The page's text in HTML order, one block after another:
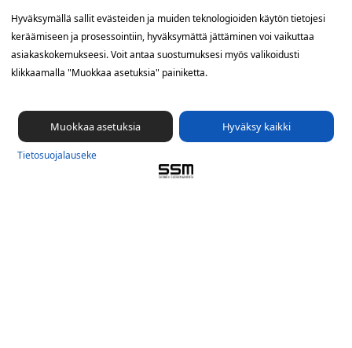
Yhteystiedot
SSM Suomen Suoramainonta
Sähkötie 8, 01510 Vantaa
Tietosuojalauseke
Ilmoituskanava
Hyväksymällä sallit evästeiden ja muiden teknologioiden käytön tietojesi
keräämiseen ja prosessointiin, hyväksymättä jättäminen voi vaikuttaa
asiakaskokemukseesi. Voit antaa suostumuksesi myös valikoidusti
klikkaamalla "Muokkaa asetuksia" painiketta.
Tietosuoja­lauseke
Muokkaa asetuksia Hyväksy kaikki